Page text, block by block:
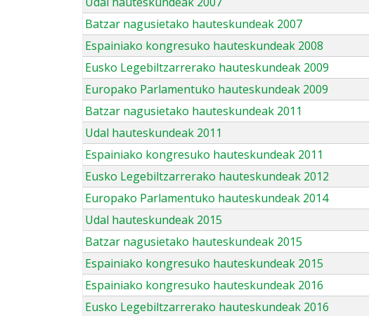
Batzar nagusietako hauteskundeak 2007
Espainiako kongresuko hauteskundeak 2008
Eusko Legebiltzarrerako hauteskundeak 2009
Europako Parlamentuko hauteskundeak 2009
Batzar nagusietako hauteskundeak 2011
Udal hauteskundeak 2011
Espainiako kongresuko hauteskundeak 2011
Eusko Legebiltzarrerako hauteskundeak 2012
Europako Parlamentuko hauteskundeak 2014
Udal hauteskundeak 2015
Batzar nagusietako hauteskundeak 2015
Espainiako kongresuko hauteskundeak 2015
Espainiako kongresuko hauteskundeak 2016
Eusko Legebiltzarrerako hauteskundeak 2016